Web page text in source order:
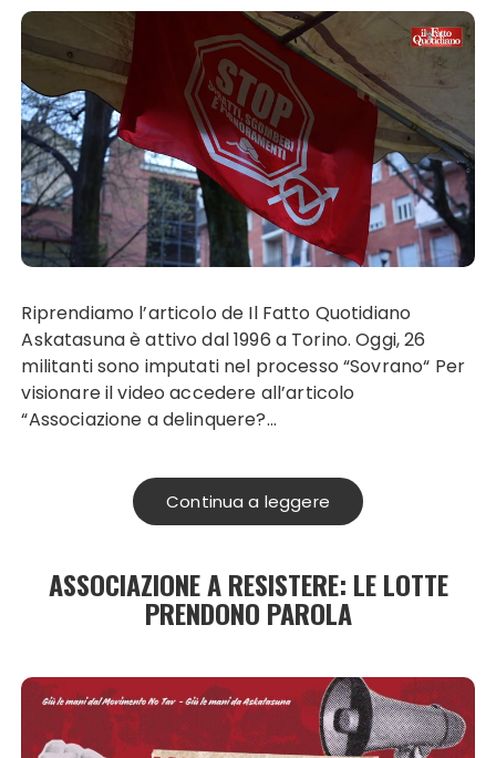
Riprendiamo l’articolo de Il Fatto Quotidiano
Askatasuna è attivo dal 1996 a Torino. Oggi, 26
militanti sono imputati nel processo “Sovrano“ Per
visionare il video accedere all’articolo
“Associazione a delinquere?…
Continua a leggere
ASSOCIAZIONE A RESISTERE: LE LOTTE
PRENDONO PAROLA